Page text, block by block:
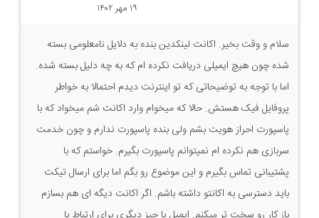
۱۹ مهر ۱۴۰۲
سلام و وقت بخیر. اکانت لینکدین بنده به دلایل نامعلومی بسته
شده چون هیچ ایمیلی دریافت نکرده ام که به چه دلیل بسته شده.
اما با توجه به توضیحاتی که تو اینترنت دیدم احتمالا به خواطر
پروفایل فیک هستش. حالا که میخوام وارد اکانت شم میخواد که با
پاسپورت احراز هویت بشم ولی بنده پاسپورت ندارم و چون خدمت
سربازی هم نکرده ام نمیتوانم پاسپورت بگیرم. خواستم که با
پشتیبانی تماس بگیرم و این موضوع رو بگم اما برای ارسال تیکت
باید دسترسی به اکانتو داشته باشم. اگر اکانت دیگه ای هم بسازم